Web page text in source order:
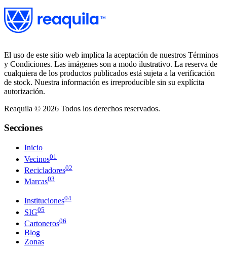
El uso de este sitio web implica la aceptación de nuestros Términos
y Condiciones. Las imágenes son a modo ilustrativo. La reserva de
cualquiera de los productos publicados está sujeta a la verificación
de stock. Nuestra información es irreproducible sin su explícita
autorización.
Reaquila © 2026 Todos los derechos reservados.
Secciones
Inicio
Vecinos01
Recicladores02
Marcas03
Instituciones04
SIG05
Cartoneros06
Blog
Zonas